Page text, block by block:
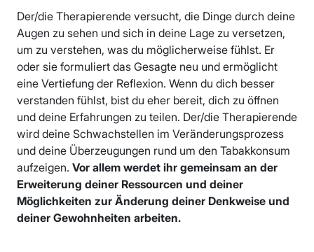
Der/die Therapierende versucht, die Dinge durch deine
Augen zu sehen und sich in deine Lage zu versetzen,
um zu verstehen, was du möglicherweise fühlst. Er
oder sie formuliert das Gesagte neu und ermöglicht
eine Vertiefung der Reflexion. Wenn du dich besser
verstanden fühlst, bist du eher bereit, dich zu öffnen
und deine Erfahrungen zu teilen. Der/die Therapierende
wird deine Schwachstellen im Veränderungsprozess
und deine Überzeugungen rund um den Tabakkonsum
aufzeigen. Vor allem werdet ihr gemeinsam an der
Erweiterung deiner Ressourcen und deiner
Möglichkeiten zur Änderung deiner Denkweise und
deiner Gewohnheiten arbeiten.